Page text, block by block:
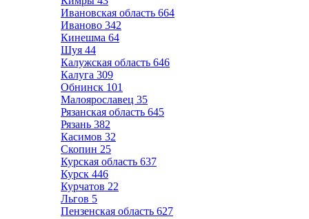
Ивановская область 664
Иваново 342
Кинешма 64
Шуя 44
Калужская область 646
Калуга 309
Обнинск 101
Малоярославец 35
Рязанская область 645
Рязань 382
Касимов 32
Скопин 25
Курская область 637
Курск 446
Курчатов 22
Льгов 5
Пензенская область 627